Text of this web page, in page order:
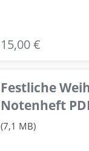
15,00 €
Festliche
Notenheft
(7,1 MB)